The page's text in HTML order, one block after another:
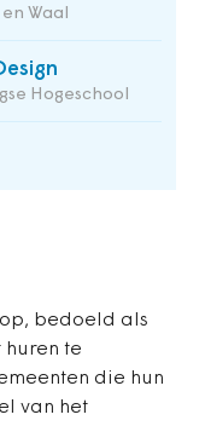
Waal
Hogeschool
bedoeld als
te
die hun
van het